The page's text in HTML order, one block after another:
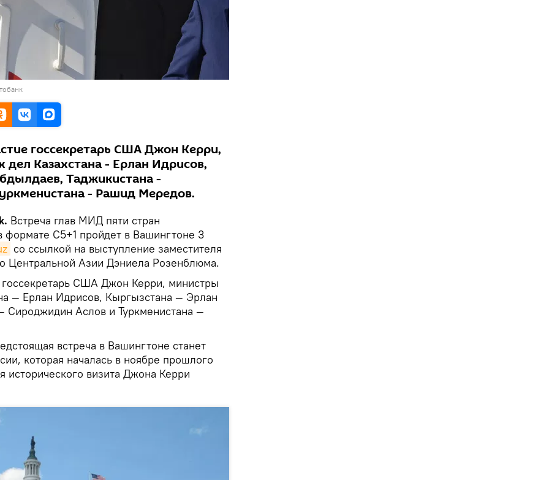
госсекретарь США Джон Керри,
Казахстана - Ерлан Идрисов,
Таджикистана -
- Рашид Мередов.
Встреча глав МИД пяти стран
С5+1 пройдет в Вашингтоне 3
со ссылкой на выступление заместителя
Центральной Азии Дэниела Розенблюма.
госсекретарь США Джон Керри, министры
— Ерлан Идрисов, Кыргызстана — Эрлан
Сироджидин Аслов и Туркменистана —
встреча в Вашингтоне станет
которая началась в ноябре прошлого
исторического визита Джона Керри